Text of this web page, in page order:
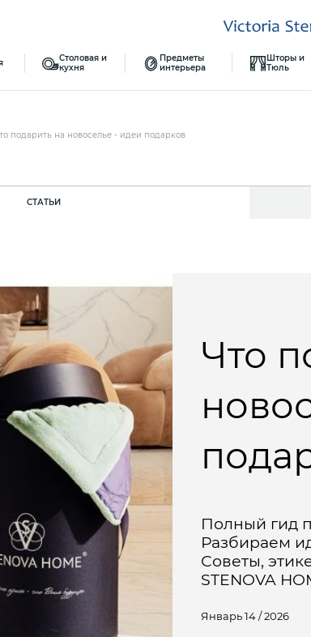
Столовая и
кухня
Предметы
интерьера
Шторы и
Тюль
подарить на новоселье - идеи подарков
СТАТЬИ
Январь 14 / 2026
Что
Полный гид
Разбираем
Советы,
STENOVA